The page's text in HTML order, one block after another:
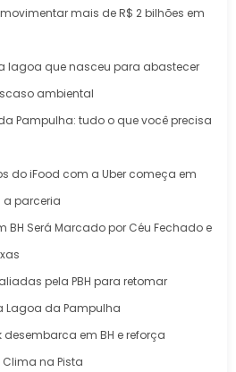
mais de R$ 2 bilhões em
lagoa que nasceu para abastecer
ambiental
Pampulha: tudo o que você precisa
do iFood com a Uber começa em
a parceria
BH Será Marcado por Céu Fechado e
pela PBH para retomar
da Pampulha
desembarca em BH e reforça
na Pista